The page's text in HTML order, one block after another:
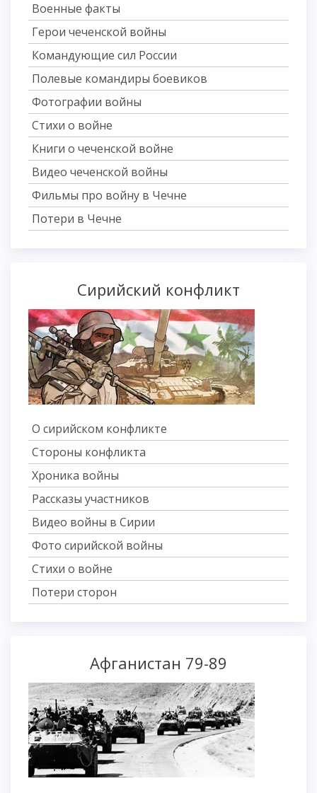
Военные факты
Герои чеченской войны
Командующие сил России
Полевые командиры боевиков
Фотографии войны
Стихи о войне
Книги о чеченской войне
Видео чеченской войны
Фильмы про войну в Чечне
Потери в Чечне
Сирийский конфликт
О сирийском конфликте
Стороны конфликта
Хроника войны
Рассказы участников
Видео войны в Сирии
Фото сирийской войны
Стихи о войне
Потери сторон
Афганистан 79-89